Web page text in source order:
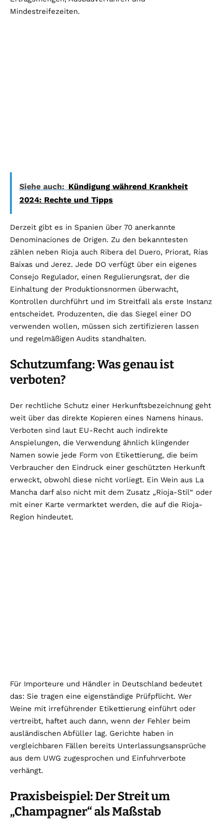
Mindestreifezeiten.
Siehe auch: Kündigung während Krankheit
2024: Rechte und Tipps
Derzeit gibt es in Spanien über 70 anerkannte
Denominaciones de Origen. Zu den bekanntesten
zählen neben Rioja auch Ribera del Duero, Priorat, Rías
Baixas und Jerez. Jede DO verfügt über ein eigenes
Consejo Regulador, einen Regulierungsrat, der die
Einhaltung der Produktionsnormen überwacht,
Kontrollen durchführt und im Streitfall als erste Instanz
entscheidet. Produzenten, die das Siegel einer DO
verwenden wollen, müssen sich zertifizieren lassen
und regelmäßigen Audits standhalten.
Schutzumfang: Was genau ist
verboten?
Der rechtliche Schutz einer Herkunftsbezeichnung geht
weit über das direkte Kopieren eines Namens hinaus.
Verboten sind laut EU-Recht auch indirekte
Anspielungen, die Verwendung ähnlich klingender
Namen sowie jede Form von Etikettierung, die beim
Verbraucher den Eindruck einer geschützten Herkunft
erweckt, obwohl diese nicht vorliegt. Ein Wein aus La
Mancha darf also nicht mit dem Zusatz „Rioja-Stil“ oder
mit einer Karte vermarktet werden, die auf die Rioja-
Region hindeutet.
Für Importeure und Händler in Deutschland bedeutet
das: Sie tragen eine eigenständige Prüfpflicht. Wer
Weine mit irreführender Etikettierung einführt oder
vertreibt, haftet auch dann, wenn der Fehler beim
ausländischen Abfüller lag. Gerichte haben in
vergleichbaren Fällen bereits Unterlassungsansprüche
aus dem UWG zugesprochen und Einfuhrverbote
verhängt.
Praxisbeispiel: Der Streit um
„Champagner“ als Maßstab